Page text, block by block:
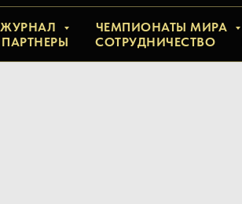
ЖУРНАЛ ЧЕМПИОНАТЫ МИРА
ПАРТНЕРЫ СОТРУДНИЧЕСТВО